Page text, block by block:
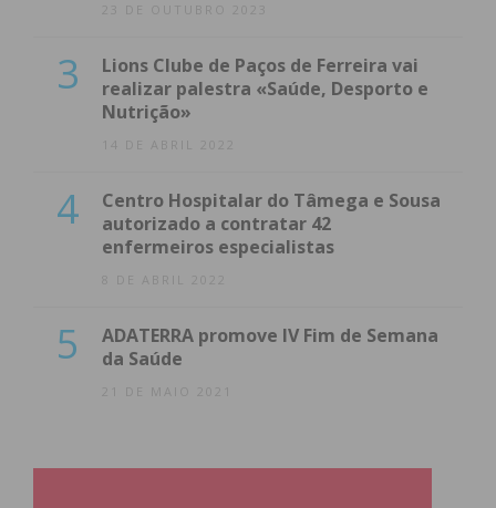
23 DE OUTUBRO 2023
3
Lions Clube de Paços de Ferreira vai
realizar palestra «Saúde, Desporto e
Nutrição»
14 DE ABRIL 2022
4
Centro Hospitalar do Tâmega e Sousa
autorizado a contratar 42
enfermeiros especialistas
8 DE ABRIL 2022
5
ADATERRA promove IV Fim de Semana
da Saúde
21 DE MAIO 2021